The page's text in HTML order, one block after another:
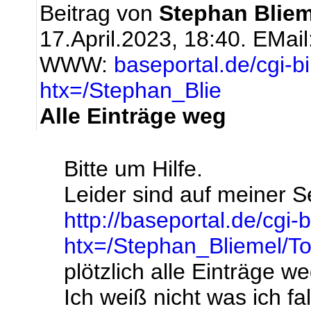
Beitrag von Stephan
17.April.2023, 18:40.
WWW: baseportal.de/cgi-
htx=/Stephan_Blie
Alle Einträge weg
Bitte um Hilfe.
Leider sind auf meiner
http://baseportal.de/cgi-
htx=/Stephan_Bliemel/
plötzlich alle Einträge
Ich weiß nicht was ich